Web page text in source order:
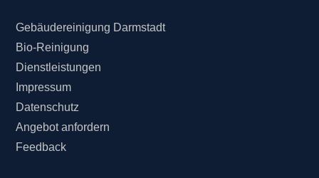
Gebäudereinigung Darmstadt
Bio-Reinigung
Dienstleistungen
Impressum
Datenschutz
Angebot anfordern
Feedback